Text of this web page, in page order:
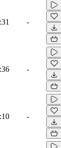
-
-
-